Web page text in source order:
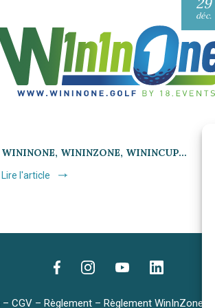
déc.
WININONE, WININZONE, WININCUP…
Lire l'article
– CGV – Règlement – Règlement WinInZone